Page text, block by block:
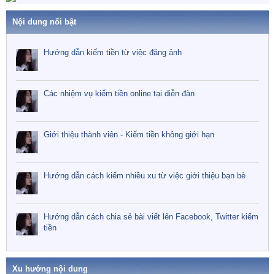
Nội dung nổi bật
Hướng dẫn kiếm tiền từ việc đăng ảnh
Các nhiệm vụ kiếm tiền online tại diễn đàn
Giới thiệu thành viên - Kiếm tiền không giới hạn
Hướng dẫn cách kiếm nhiều xu từ việc giới thiệu bạn bè
Hướng dẫn cách chia sẻ bài viết lên Facebook, Twitter kiếm
tiền
Xu hướng nội dung